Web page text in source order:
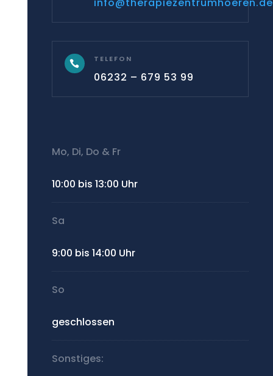
 TELEFON
06232 – 679 53 99
Mo, Di, Do & Fr
10:00 bis 13:00 Uhr
Sa
9:00 bis 14:00 Uhr
So
geschlossen
Sonstiges: